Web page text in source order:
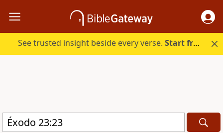
See trusted insight beside every verse.Start free.